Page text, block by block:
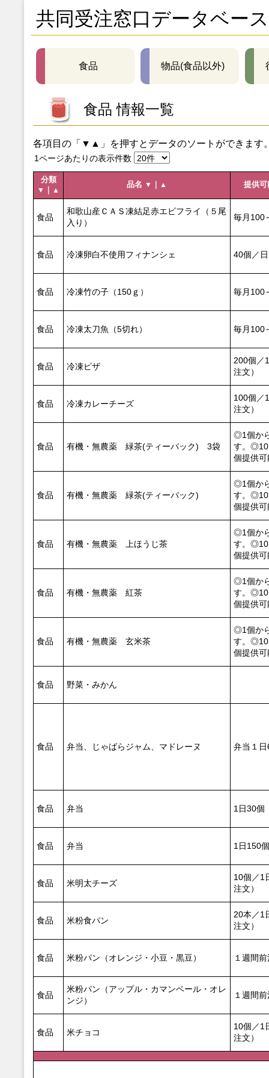
共同受注窓口データベース
食品 物品(食品以外)
食品 情報一覧
各項目の「▼▲」を押すとデータのソートができます
1ページあたりの表示件数
分類
▼ ▲
品名 ▼ ▲ 提供
食品
和歌山産ＣＡＳ凍結足赤エビフライ（５尾
入り）
毎月100
食品 冷凍卵白不使用フィナンシェ 40個／日
食品 冷凍竹の子（150ｇ） 毎月100
食品 冷凍太刀魚（5切れ） 毎月100
食品 冷凍ピザ
200個／
注文）
食品 冷凍カレーチーズ
100個／
注文）
食品 有機・無農薬 緑茶(ティーバック) 3袋
◎1個か
す。◎10
個提供
食品 有機・無農薬 緑茶(ティーバック)
◎1個か
す。◎10
個提供
食品 有機・無農薬 上ほうじ茶
◎1個か
す。◎10
個提供
食品 有機・無農薬 紅茶
◎1個か
す。◎10
個提供
食品 有機・無農薬 玄米茶
◎1個か
す。◎10
個提供
食品 野菜・みかん
食品 弁当、じゃばらジャム、マドレーヌ 弁当１
食品 弁当 1日30個
食品 弁当 1日150個
食品 米明太チーズ
10個／1
注文）
食品 米粉食パン
20本／1
注文）
食品 米粉パン（オレンジ・小豆・黒豆） １週間
食品
米粉パン（アップル・カマンベール・オレ
ンジ）
１週間
食品 米チョコ
10個／1
注文）